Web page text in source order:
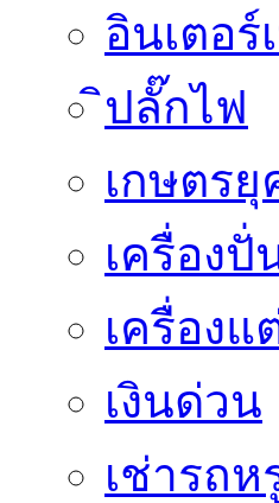
อินเตอร์
ิปลั๊กไฟ
เกษตรยุ
เครื่องปั่
เครื่องแ
เงินด่วน
เช่ารถห